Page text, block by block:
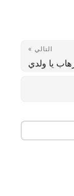
التالي »
يا ولدي